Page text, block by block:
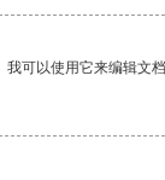
可以使用它来编辑文